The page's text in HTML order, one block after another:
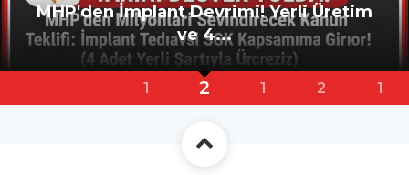
MHP'den İmplant Devrimi! Yerli Üretim
ve 4...
1 2 1 2 1